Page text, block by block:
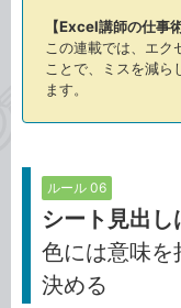
【Excel講師の仕事術
この連載では、エク
ことで、ミスを減ら
ます。
ルール 06
シート見出
色には意味を
決める